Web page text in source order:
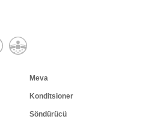
Meva
Konditsioner
Söndürücü